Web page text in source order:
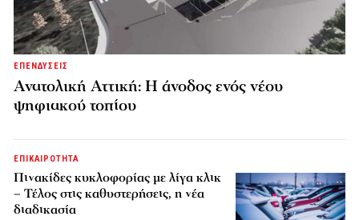
ΕΠΕΝΔΥΣΕΙΣ
Ανατολική Αττική: Η άνοδος ενός νέου
ψηφιακού τοπίου
ΕΠΙΚΑΙΡΟΤΗΤΑ
Πινακίδες κυκλοφορίας με λίγα κλικ
– Τέλος στις καθυστερήσεις, η νέα
διαδικασία